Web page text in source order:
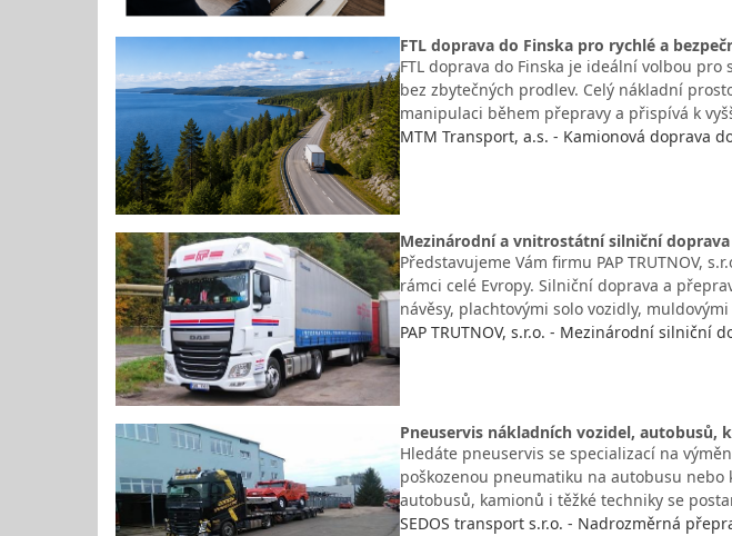
FTL doprava do Finska pro rychlé a
FTL doprava do Finska je ideální volbou
bez zbytečných prodlev. Celý nákladní
manipulaci během přepravy a přispívá k
MTM Transport, a.s. - Kamionová doprava
Mezinárodní a vnitrostátní silniční
Představujeme Vám firmu PAP TRUTNOV,
rámci celé Evropy. Silniční doprava a
návěsy, plachtovými solo vozidly,
PAP TRUTNOV, s.r.o. - Mezinárodní silniční
Pneuservis nákladních vozidel,
Hledáte pneuservis se specializací na
poškozenou pneumatiku na autobusu
autobusů, kamionů i těžké techniky se
SEDOS transport s.r.o. - Nadrozměrná